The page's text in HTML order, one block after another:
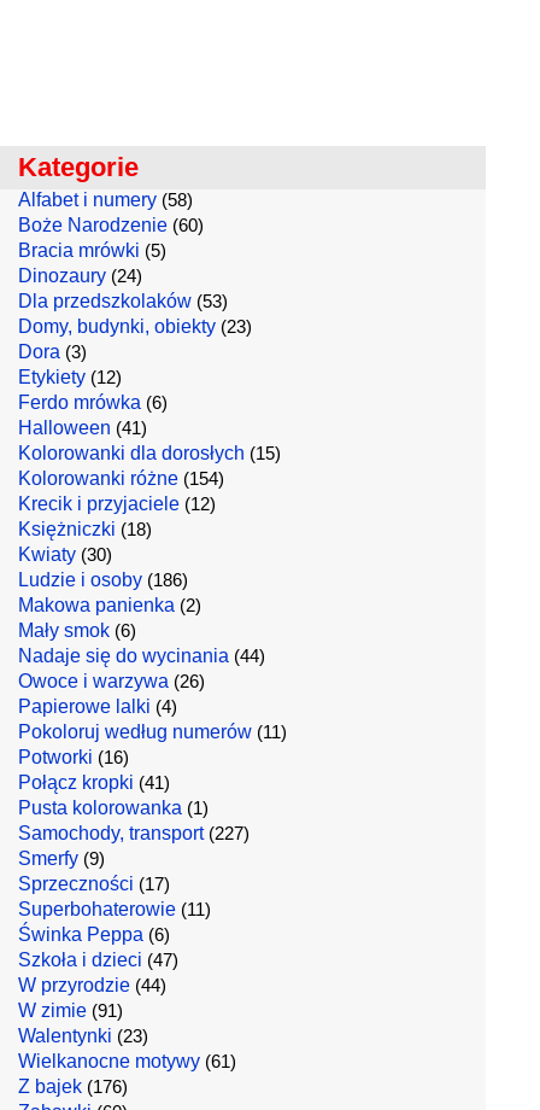
Kategorie
Alfabet i numery (58)
Boże Narodzenie (60)
Bracia mrówki (5)
Dinozaury (24)
Dla przedszkolaków (53)
Domy, budynki, obiekty (23)
Dora (3)
Etykiety (12)
Ferdo mrówka (6)
Halloween (41)
Kolorowanki dla dorosłych (15)
Kolorowanki różne (154)
Krecik i przyjaciele (12)
Księżniczki (18)
Kwiaty (30)
Ludzie i osoby (186)
Makowa panienka (2)
Mały smok (6)
Nadaje się do wycinania (44)
Owoce i warzywa (26)
Papierowe lalki (4)
Pokoloruj według numerów (11)
Potworki (16)
Połącz kropki (41)
Pusta kolorowanka (1)
Samochody, transport(227)
Smerfy (9)
Sprzeczności (17)
Superbohaterowie (11)
Świnka Peppa (6)
Szkoła i dzieci (47)
W przyrodzie (44)
W zimie (91)
Walentynki (23)
Wielkanocne motywy (61)
Z bajek (176)